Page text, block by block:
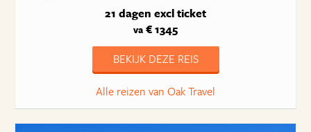
21 dagen excl ticket
va € 1345
BEKIJK DEZE REIS
Alle reizen van Oak Travel